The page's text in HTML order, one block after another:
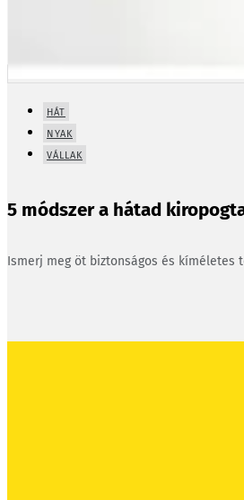
HÁT
NYAK
VÁLLAK
5 módszer a hátad
Ismerj meg öt biztonságos és